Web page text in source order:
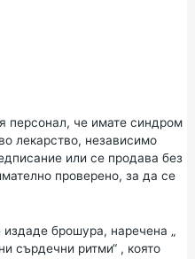
персонал, че имате синдром
лекарство, независимо
или се продава без
проверено, за да се
брошура, наречена „
сърдечни ритми“, която